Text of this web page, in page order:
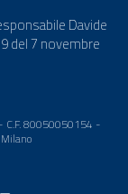
Davide
del 7 novembre
C.F. 80050050154 -